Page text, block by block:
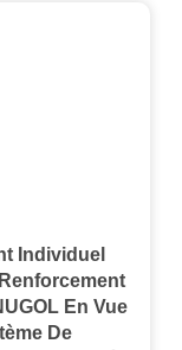
Individuel
En Vue
De